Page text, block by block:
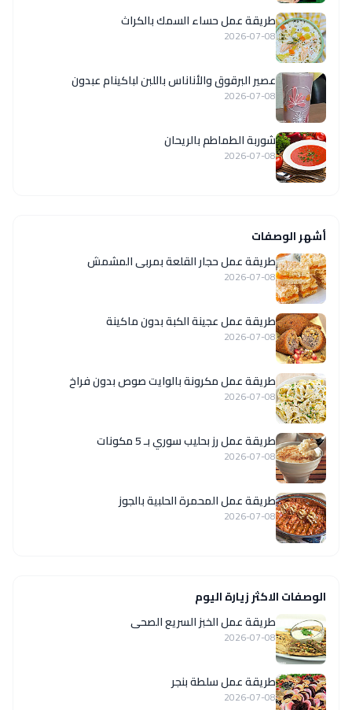
طريقة عمل حساء السمك بالكراث
2026-07-08
عصير البرقوق والأناناس باللبن لباكينام عبدون
2026-07-08
شوربة الطماطم بالريحان
2026-07-08
أشهر الوصفات
طريقة عمل حجار القلعة بمربى المشمش
2026-07-08
طريقة عمل عجينة الكبة بدون ماكينة
2026-07-08
طريقة عمل مكرونة بالوايت صوص بدون فراخ
2026-07-08
طريقة عمل رز بحليب سوري بـ 5 مكونات
2026-07-08
طريقة عمل المحمرة الحلبية بالجوز
2026-07-08
الوصفات الاكثر زيارة اليوم
طريقة عمل الخبز السريع الصحى
2026-07-08
طريقة عمل سلطة بنجر
2026-07-08